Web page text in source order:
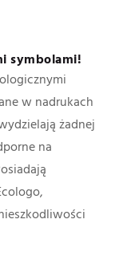
symbolami!
w nadrukach
żadnej
na